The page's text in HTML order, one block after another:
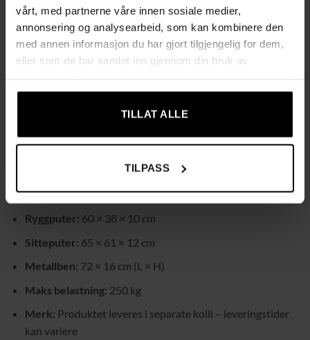
vårt, med partnerne våre innen sosiale medier,
annonsering og analysearbeid, som kan kombinere den
med annen informasjon du har gjort tilgjengelig for dem,
eller som de har samlet inn gjennom din bruk av
TILLAT ALLE
TILPASS
✔ Enkel montering med tydelige instruksjoner – klar til
bruk på kort tid
Teknisk informasjon:
Totale mål:200 × 82 × 78 cm (L × B × H)
165 × 55 cm
Setehøyde:40 cm
Ryggputer: 60 × 38 × 10 cm
Sitteputer: 65 × 61 × 12 cm
Metallben: 72 × 16 cm (L × H)
Maks belastning: 250 kg
Merk: Produktet leveres i separate kolli – leveringstider
kan variere